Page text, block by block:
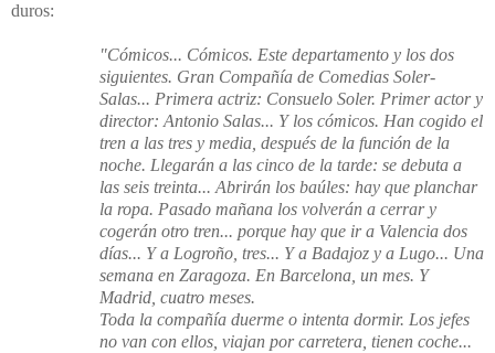
duros:
"Cómicos... Cómicos. Este departamento y los dos
siguientes. Gran Compañía de Comedias Soler-
Salas... Primera actriz: Consuelo Soler. Primer actor y
director: Antonio Salas... Y los cómicos. Han cogido el
tren a las tres y media, después de la función de la
noche. Llegarán a las cinco de la tarde: se debuta a
las seis treinta... Abrirán los baúles: hay que planchar
la ropa. Pasado mañana los volverán a cerrar y
cogerán otro tren... porque hay que ir a Valencia dos
días... Y a Logroño, tres... Y a Badajoz y a Lugo... Una
semana en Zaragoza. En Barcelona, un mes. Y
Madrid, cuatro meses.
Toda la compañía duerme o intenta dormir. Los jefes
no van con ellos, viajan por carretera, tienen coche...